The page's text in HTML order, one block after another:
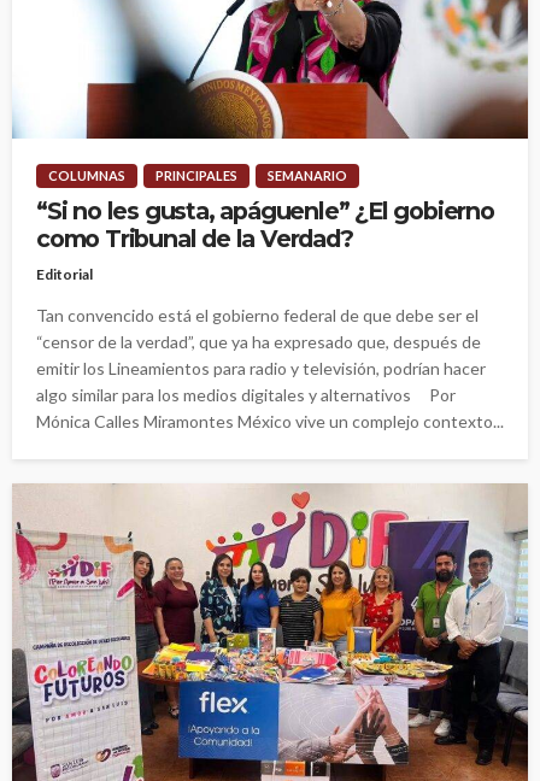
COLUMNAS PRINCIPALES SEMANARIO
“Si no les gusta, apáguenle” ¿El gobierno
como Tribunal de la Verdad?
Editorial
Tan convencido está el gobierno federal de que debe ser el
“censor de la verdad”, que ya ha expresado que, después de
emitir los Lineamientos para radio y televisión, podrían hacer
algo similar para los medios digitales y alternativos Por
Mónica Calles Miramontes México vive un complejo contexto...